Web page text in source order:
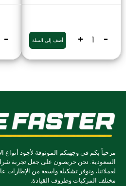
-
+ أضف إلى السلة -
مرحباً بكم في وجهتكم الموثوقة لأجود أنواع
السعودية. نحن حريصون على جعل تجربة
لعملائنا، ونوفر تشكيلة واسعة من الإطارات
مختلف المركبات وظروف القيادة.